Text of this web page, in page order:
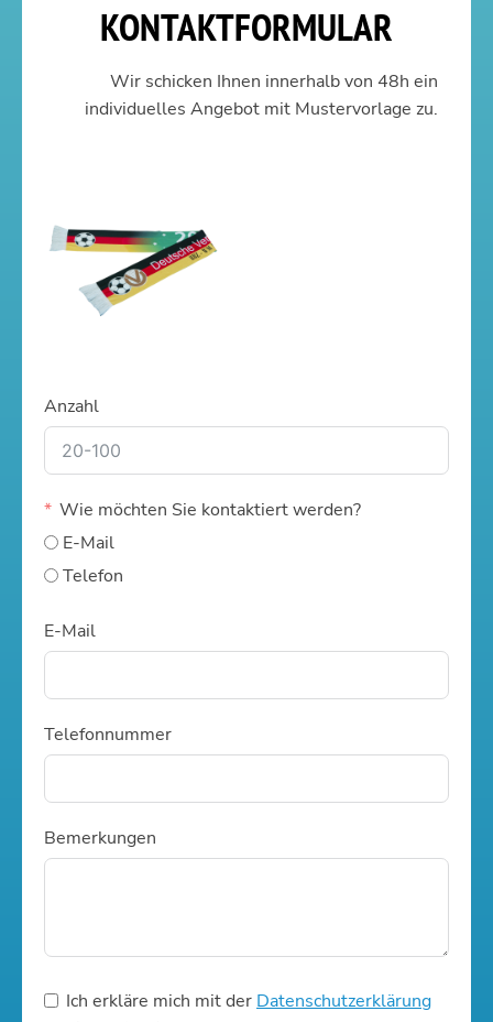
KONTAKTFORMULAR
Wir schicken Ihnen innerhalb von 48h ein
individuelles Angebot mit Mustervorlage zu.
Anzahl
Wie möchten Sie kontaktiert werden?
E-Mail
Telefon
E-Mail
Telefonnummer
Bemerkungen
Ich erkläre mich mit der Datenschutzerklärung